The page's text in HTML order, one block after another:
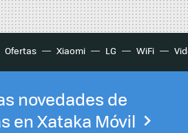
Ofertas Xiaomi LG WiFi
novedades de
en Xataka Móvil